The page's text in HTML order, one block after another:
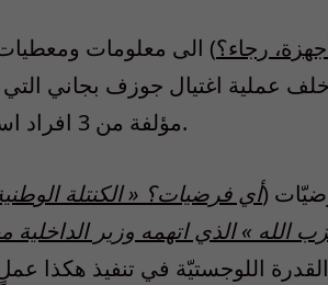
رجاء؟) الى معلومات ومعطيات
عملية اغتيال جوزف بجاني
مؤلفة من 3 افراد استخدم احدهم مسدساً كاتماً للصوت.
(أي فرضيات؟ « الكنتلة
» الذي اتهمه وزير الداخلية محمد
اللوجستيّة في تنفيذ هكذا